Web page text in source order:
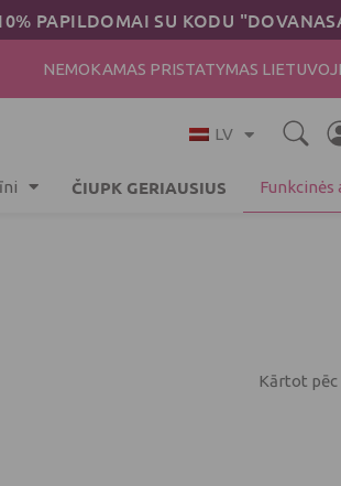
PAPILDOMAI SU KODU
NEMOKAMAS PRISTATYMAS
LV
ČIUPK GERIAUSIUS Funkcinės